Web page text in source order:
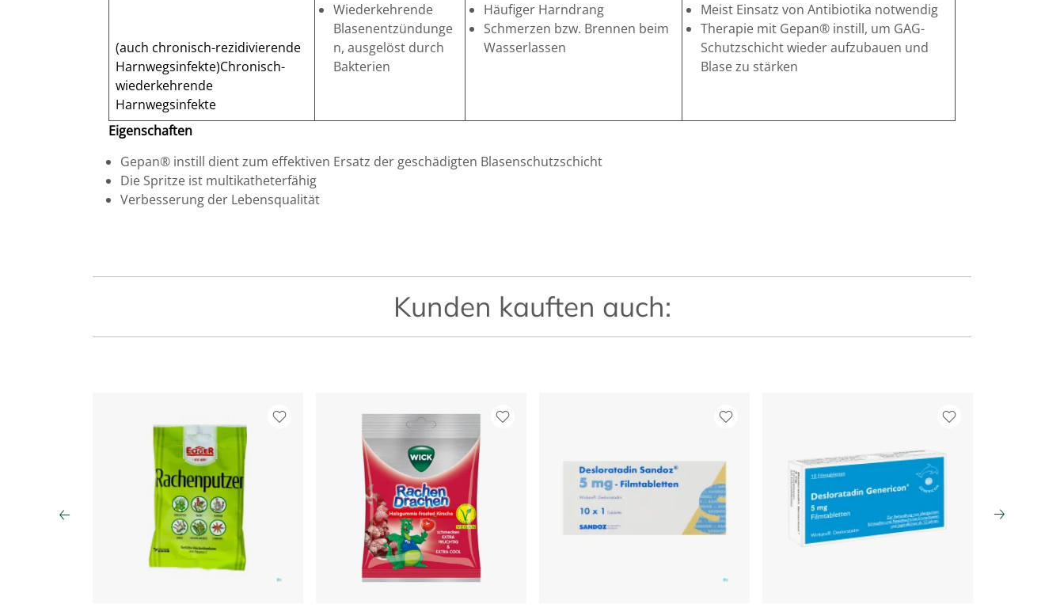
(auch chronisch-rezidivierende
Harnwegsinfekte)Chronisch-
wiederkehrende
Harnwegsinfekte
Wiederkehrende
Blasenentzündunge
n, ausgelöst durch
Bakterien
Häufiger Harndrang
Schmerzen bzw. Brennen beim
Wasserlassen
Meist Einsatz von Antibiotika notwendig
Therapie mit Gepan® instill, um GAG-
Schutzschicht wieder aufzubauen und
Blase zu stärken
Eigenschaften
Gepan® instill dient zum effektiven Ersatz der geschädigten Blasenschutzschicht
Die Spritze ist multikatheterfähig
Verbesserung der Lebensqualität
Kunden kauften auch: